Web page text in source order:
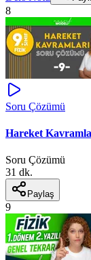
8
Soru Çözümü
Hareket
Soru Çözümü
31 dk.
Paylaş
9